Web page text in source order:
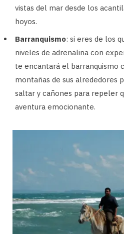
vistas del mar desde los
hoyos.
Barranquismo: si eres de los
niveles de adrenalina con
te encantará el barranquismo
montañas de sus alrededores
saltar y cañones para repeler
aventura emocionante.